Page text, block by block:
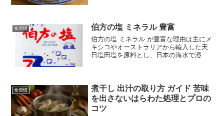
いくことで、心肺機能...
食習慣 伯方の塩 ミネラル 豊富
伯方の塩 ミネラル が豊富な理由は主にメ
キシコやオーストラリアから輸入した天
日塩田塩を原料とし、日本の海水で溶か
は、原材料は、輸入天...
食習慣
煮干し 出汁の取り方 ガイド 苦味
を出さないはらわた処理とプロの
コツ